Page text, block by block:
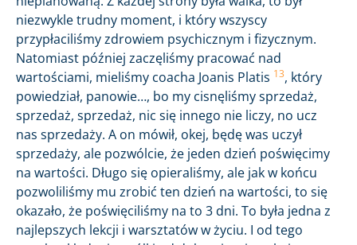
niezwykle trudny moment, i który wszyscy
przypłaciliśmy zdrowiem psychicznym i fizycznym.
Natomiast później zaczęliśmy pracować nad
wartościami, mieliśmy coacha Joanis Platis 13, który
powiedział, panowie…, bo my cisnęliśmy sprzedaż,
sprzedaż, sprzedaż, nic się innego nie liczy, no ucz
nas sprzedaży. A on mówił, okej, będę was uczył
sprzedaży, ale pozwólcie, że jeden dzień poświęcimy
na wartości. Długo się opieraliśmy, ale jak w końcu
pozwoliliśmy mu zrobić ten dzień na wartości, to się
okazało, że poświęciliśmy na to 3 dni. To była jedna z
najlepszych lekcji i warsztatów w życiu. I od tego